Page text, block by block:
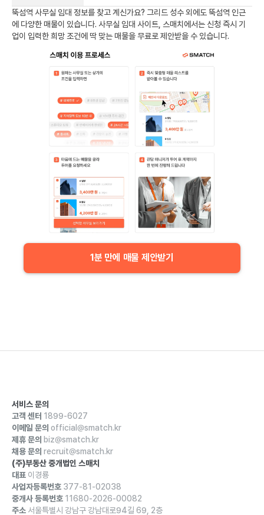
뚝섬역 사무실 임대 정보를 찾고 계신가요? 그리드 성수외에도 뚝섬역 인근
에 다양한 매물이 있습니다. 사무실 임대 사이트, 스매치에서는 신청 즉시 기
업이 입력한 희망 조건에 딱 맞는 매물을 무료로 제안받을 수 있습니다.
1분 만에 매물 제안받기
서비스 문의
고객 센터 1899-6027
이메일 문의 official@smatch.kr
제휴 문의 biz@smatch.kr
채용 문의 recruit@smatch.kr
(주)부동산 중개법인 스매치
대표 이경룡
사업자등록번호 377-81-02038
중개사 등록번호 11680-2026-00082
주소 서울특별시 강남구 강남대로94길 69, 2층